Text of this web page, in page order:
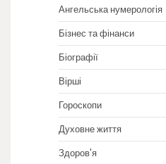
Ангельська нумерологія
Бізнес та фінанси
Біографії
Вірші
Гороскопи
Духовне життя
Здоров'я